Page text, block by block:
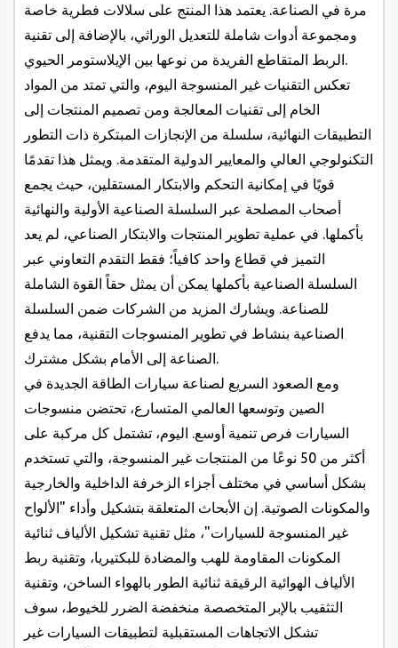
مرة في الصناعة. يعتمد هذا المنتج على سلالات فطرية خاصة
ومجموعة أدوات شاملة للتعديل الوراثي، بالإضافة إلى تقنية
الربط المتقاطع الفريدة من نوعها بين الإيلاستومر الحيوي.
تعكس التقنيات غير المنسوجة اليوم، والتي تمتد من المواد
الخام إلى تقنيات المعالجة ومن تصميم المنتجات إلى
التطبيقات النهائية، سلسلة من الإنجازات المبتكرة ذات التطور
التكنولوجي العالي والمعايير الدولية المتقدمة. ويمثل هذا تقدمًا
قويًا في إمكانية التحكم والابتكار المستقلين، حيث يجمع
أصحاب المصلحة عبر السلسلة الصناعية الأولية والنهائية
بأكملها. في عملية تطوير المنتجات والابتكار الصناعي، لم يعد
التميز في قطاع واحد كافياً؛ فقط التقدم التعاوني عبر
السلسلة الصناعية بأكملها يمكن أن يمثل حقاً القوة الشاملة
للصناعة. ويشارك المزيد من الشركات ضمن السلسلة
الصناعية بنشاط في تطوير المنسوجات التقنية، مما يدفع
الصناعة إلى الأمام بشكل مشترك.
ومع الصعود السريع لصناعة سيارات الطاقة الجديدة في
الصين وتوسعها العالمي المتسارع، تحتضن منسوجات
السيارات فرص تنمية أوسع. اليوم، تشتمل كل مركبة على
أكثر من 50 نوعًا من المنتجات غير المنسوجة، والتي تستخدم
بشكل أساسي في مختلف أجزاء الزخرفة الداخلية والخارجية
والمكونات الصوتية. إن الأبحاث المتعلقة بتشكيل وأداء "الألواح
غير المنسوجة للسيارات"، مثل تقنية تشكيل الألياف ثنائية
المكونات المقاومة للهب والمضادة للبكتيريا، وتقنية ربط
الألياف الهوائية الرقيقة ثنائية الطور بالهواء الساخن، وتقنية
التثقيب بالإبر المتخصصة منخفضة الضرر للخيوط، سوف
تشكل الاتجاهات المستقبلية لتطبيقات السيارات غير